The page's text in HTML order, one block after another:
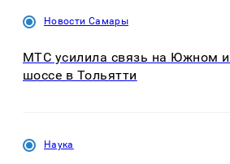
Новости Самары
МТС усилила связь на Южном
шоссе в Тольятти
Наука